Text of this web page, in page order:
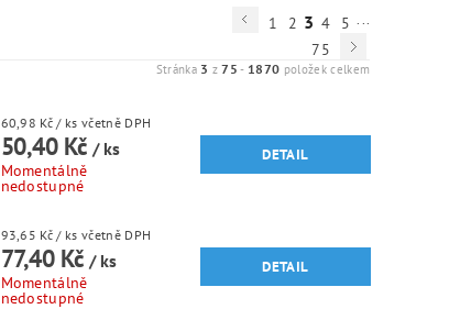
1 2 3 4 5 ...
75
Stránka 3 z75 - 1870 položek celkem
60,98 Kč/ ks včetně DPH
50,40 Kč/ ks
Momentálně
nedostupné
DETAIL
93,65 Kč/ ks včetně DPH
77,40 Kč/ ks
Momentálně
nedostupné
DETAIL